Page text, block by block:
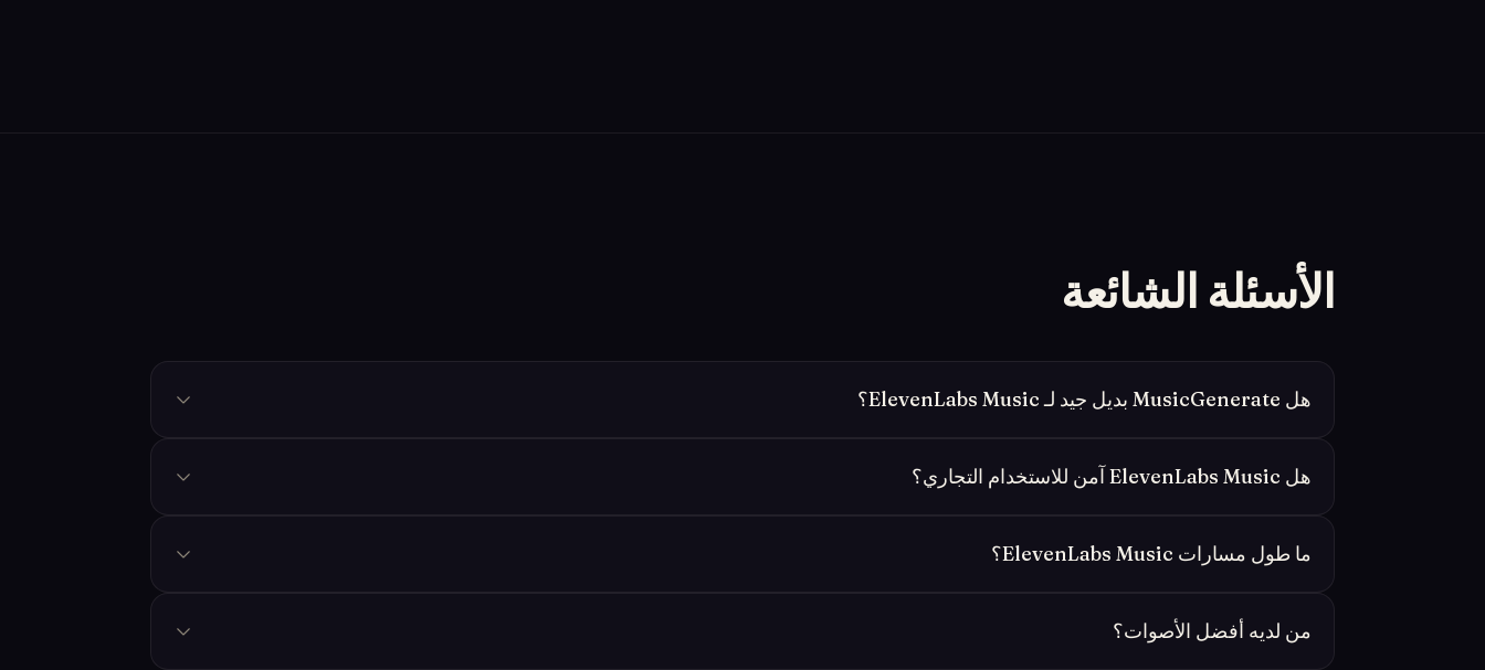
الأسئلة الشائعة
هل MusicGenerate بديل جيد لـ ElevenLabs Music؟
هل ElevenLabs Music آمن للاستخدام التجاري؟
ما طول مسارات ElevenLabs Music؟
من لديه أفضل الأصوات؟